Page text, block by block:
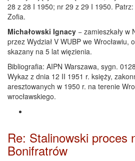
28 z 28 I 1950; nr 29 z 29 I 1950.
Zofia.
Michałowski Ignacy − zamieszkały w
przez Wydział V WUBP we Wrocławiu,
skazany na 5 lat więzienia.
Bibliografia: AIPN Warszawa, sygn.
Wykaz z dnia 12 II 1951 r. księży,
aresztowanych w 1950 r. na terenie
wrocławskiego.
Re: Stalinowski proces
Bonifratrów